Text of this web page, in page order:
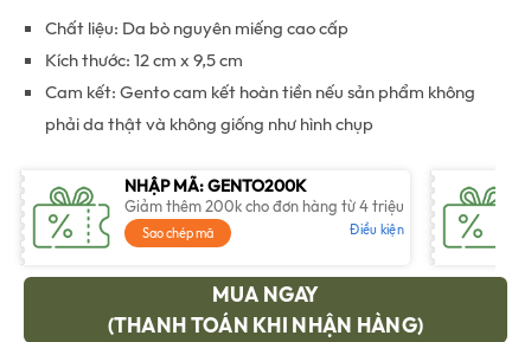
gốc
là:
450,000 ₫.
hiện
tại
là:
300,000 ₫.
Chất liệu: Da bò nguyên miếng cao cấp
Kích thước: 12 cm x 9,5 cm
Cam kết: Gento cam kết hoàn tiền nếu sản phẩm không
phải da thật và không giống như hình chụp
NHẬP MÃ: GENTO200K
Giảm thêm 200k cho đơn hàng từ 4 triệu
Sao chép mã Điều kiện
MUA NGAY
(THANH TOÁN KHI NHẬN HÀNG)